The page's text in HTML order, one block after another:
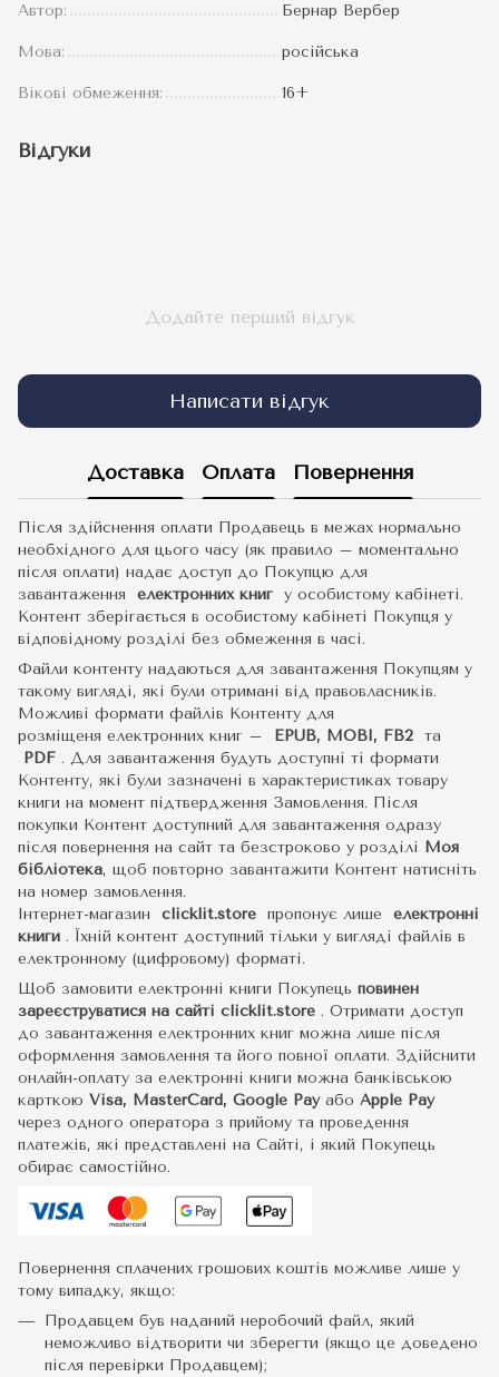
Автор: Бернар Вербер
Мова: російська
Вікові обмеження: 16+
Відгуки
Додайте перший відгук
Написати відгук
Доставка Оплата Повернення
Після здійснення оплати Продавець в межах нормально
необхідного для цього часу (як правило – моментально
після оплати) надає доступ до Покупцю для
завантаження електронних книг у особистому кабінеті.
Контент зберігається в особистому кабінеті Покупця у
відповідному розділі без обмеження в часі.
Файли контенту надаються для завантаження Покупцям у
такому вигляді, які були отримані від правовласників.
Можливі формати файлів Контенту для
розміщеня електронних книг –
EPUB, MOBI, FB2 та
PDF . Для завантаження будуть доступні ті формати
Контенту, які були зазначені в характеристиках товару
книги на момент підтвердження Замовлення. Після
покупки Контент доступний для завантаження одразу
після повернення на сайт та безстроково у розділі Моя
бібліотека, щоб повторно завантажити Контент натисніть
на номер замовлення.
Інтернет-магазин clicklit.store пропонує лише електронні
книги . Їхній контент доступний тільки у вигляді файлів в
електронному (цифровому) форматі.
Щоб замовити електронні книги Покупець повинен
зареєструватися на сайті clicklit.store . Отримати доступ
до завантаження електронних книг можна лише після
оформлення замовлення та його повної оплати. Здійснити
онлайн-оплату за електронні книги можна банківською
карткою Visa, MasterCard, Google Pay або Apple Pay
через одного оператора з прийому та проведення
платежів, які представлені на Сайті, і який Покупець
обирає самостійно.
Повернення сплачених грошових коштів можливе лише у
тому випадку, якщо:
Продавцем був наданий неробочий файл, який
неможливо відтворити чи зберегти (якщо це доведено
після перевірки Продавцем);